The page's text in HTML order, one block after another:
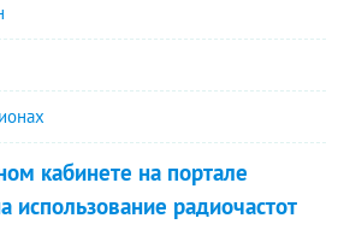
кабинете на портале
использование радиочастот